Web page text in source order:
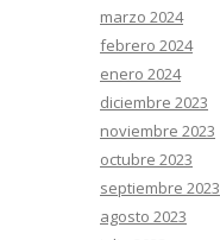
marzo 2024
febrero 2024
enero 2024
diciembre 2023
noviembre 2023
octubre 2023
septiembre 2023
agosto 2023